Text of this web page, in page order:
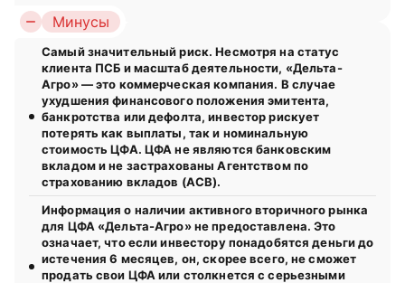
суммами.
Минусы
Самый значительный риск. Несмотря на статус
клиента ПСБ и масштаб деятельности, «Дельта-
Агро» — это коммерческая компания. В случае
ухудшения финансового положения эмитента,
банкротства или дефолта, инвестор рискует
потерять как выплаты, так и номинальную
стоимость ЦФА. ЦФА не являются банковским
вкладом и не застрахованы Агентством по
страхованию вкладов (АСВ).
Информация о наличии активного вторичного рынка
для ЦФА «Дельта-Агро» не предоставлена. Это
означает, что если инвестору понадобятся деньги до
истечения 6 месяцев, он, скорее всего, не сможет
продать свои ЦФА или столкнется с серьезными